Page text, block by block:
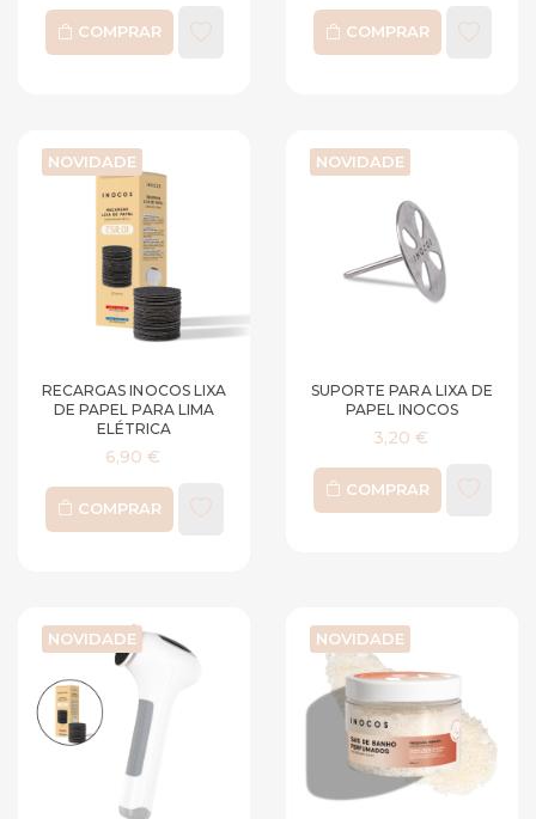
COMPRAR COMPRAR
NOVIDADE
RECARGAS INOCOS LIXA
DE PAPEL PARA LIMA
ELÉTRICA
6,90 €
COMPRAR
NOVIDADE
SUPORTE PARA LIXA DE
PAPEL INOCOS
3,20 €
COMPRAR
NOVIDADE NOVIDADE